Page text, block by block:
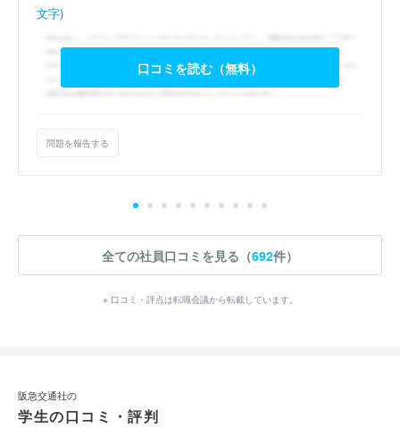
文字)
口コミを読む（無料）
問題を報告する
全ての社員口コミを見る（692件）
※ 口コミ・評点は転職会議から転載しています。
阪急交通社の
学生の口コミ・評判